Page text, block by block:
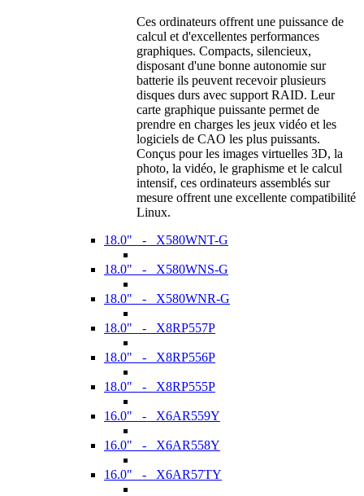
Ces ordinateurs offrent une puissance de
calcul et d'excellentes performances
graphiques. Compacts, silencieux,
disposant d'une bonne autonomie sur
batterie ils peuvent recevoir plusieurs
disques durs avec support RAID. Leur
carte graphique puissante permet de
prendre en charges les jeux vidéo et les
logiciels de CAO les plus puissants.
Conçus pour les images virtuelles 3D, la
photo, la vidéo, le graphisme et le calcul
intensif, ces ordinateurs assemblés sur
mesure offrent une excellente compatibilité
Linux.
18.0" - X580WNT-G
18.0" - X580WNS-G
18.0" - X580WNR-G
18.0" - X8RP557P
18.0" - X8RP556P
18.0" - X8RP555P
16.0" - X6AR559Y
16.0" - X6AR558Y
16.0" - X6AR57TY